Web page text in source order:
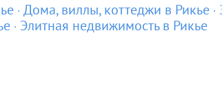
Дома, виллы, коттеджи в Рикье
Элитная недвижимость в Рикье